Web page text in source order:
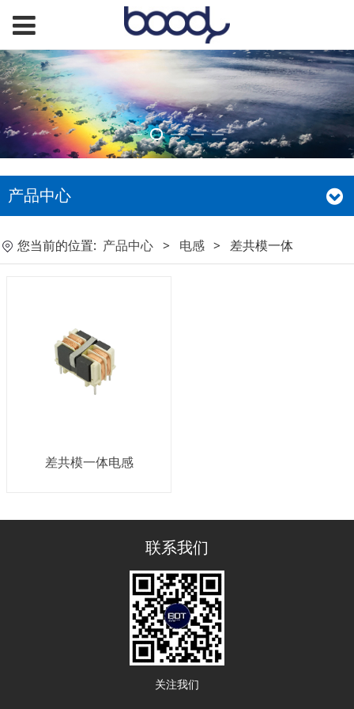
产品中心
您当前的位置: 产品中心 > 电感 > 差共模一体
差共模一体电感
联系我们
关注我们